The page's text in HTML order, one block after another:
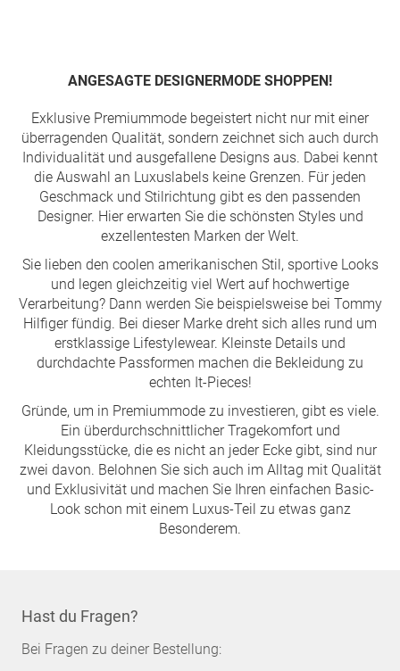
ANGESAGTE DESIGNERMODE SHOPPEN!
Exklusive Premiummode begeistert nicht nur mit einer
überragenden Qualität, sondern zeichnet sich auch durch
Individualität und ausgefallene Designs aus. Dabei kennt
die Auswahl an Luxuslabels keine Grenzen. Für jeden
Geschmack und Stilrichtung gibt es den passenden
Designer. Hier erwarten Sie die schönsten Styles und
exzellentesten Marken der Welt.
Sie lieben den coolen amerikanischen Stil, sportive Looks
und legen gleichzeitig viel Wert auf hochwertige
Verarbeitung? Dann werden Sie beispielsweise bei Tommy
Hilfiger fündig. Bei dieser Marke dreht sich alles rund um
erstklassige Lifestylewear. Kleinste Details und
durchdachte Passformen machen die Bekleidung zu
echten It-Pieces!
Gründe, um in Premiummode zu investieren, gibt es viele.
Ein überdurchschnittlicher Tragekomfort und
Kleidungsstücke, die es nicht an jeder Ecke gibt, sind nur
zwei davon. Belohnen Sie sich auch im Alltag mit Qualität
und Exklusivität und machen Sie Ihren einfachen Basic-
Look schon mit einem Luxus-Teil zu etwas ganz
Besonderem.
Hast du Fragen?
Bei Fragen zu deiner Bestellung: